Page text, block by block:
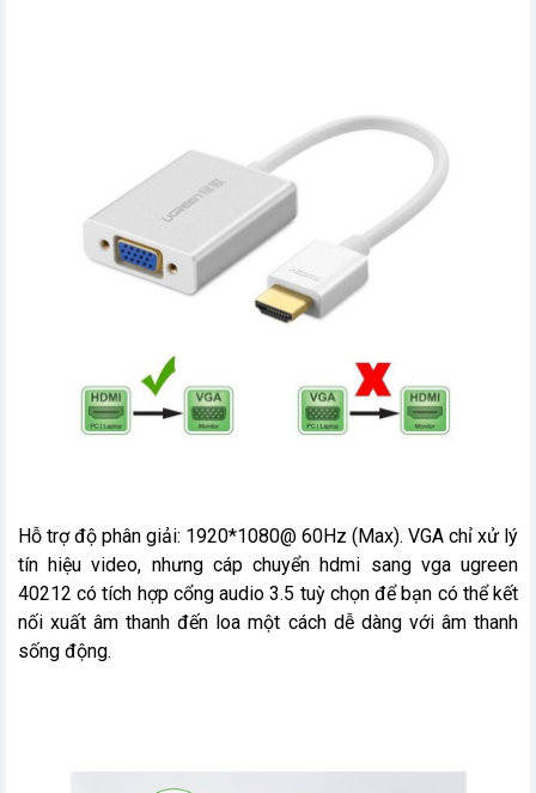
Hỗ trợ độ phân giải: 1920*1080@ 60Hz (Max). VGA chỉ xử lý
tín hiệu video, nhưng cáp chuyển hdmi sang vga ugreen
40212 có tích hợp cổng audio 3.5 tuỳ chọn để bạn có thể kết
nối xuất âm thanh đến loa một cách dễ dàng với âm thanh
sống động.